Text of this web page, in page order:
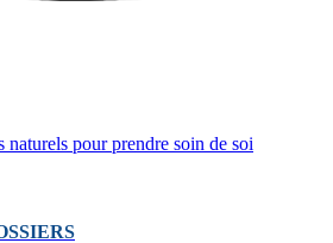
naturels pour prendre soin de soi